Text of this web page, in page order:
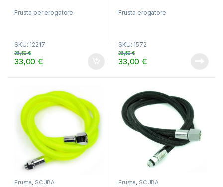
5
Frusta per erogatore
SKU: 12217
33,00€
36,50€
5
Frusta erogatore
SKU: 1572
33,00€
36,50€
Fruste, SCUBA Fruste, SCUBA